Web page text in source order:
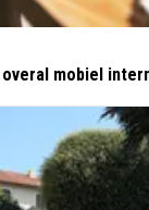
mobiel